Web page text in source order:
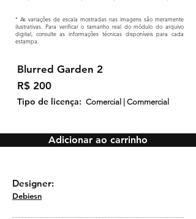
* As variações de escala mostradas nas imagens são meramente
ilustrativas. Para verificar o tamanho real do módulo do arquivo
digital, consulte as informações técnicas disponíveis para cada
estampa.
Blurred Garden 2
R$ 200
Tipo de licença: Comercial | Commercial
Adicionar ao carrinho
Designer:
Debiesn